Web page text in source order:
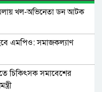
খল-অভিনেতা ডন আটক
এমপিও: সমাজকল্যাণ
চিকিৎসক সমাবেশের